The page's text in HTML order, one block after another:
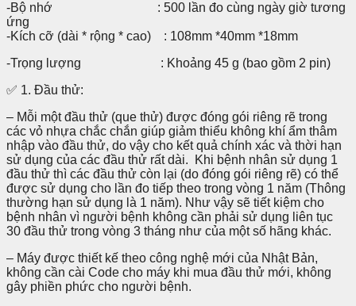
-Bộ nhớ : 500 lần đo cùng ngày giờ tương
ứng
-Kích cỡ (dài * rộng * cao) : 108mm *40mm *18mm
-Trọng lượng : Khoảng 45 g (bao gồm 2 pin)
✅ 1. Đầu thử:
– Mỗi một đầu thử (que thử) được đóng gói riêng rẽ trong
các vỏ nhựa chắc chắn giúp giảm thiểu không khí ẩm thâm
nhập vào đầu thử, do vậy cho kết quả chính xác và thời hạn
sử dụng của các đầu thử rất dài. Khi bệnh nhân sử dụng 1
đầu thử thì các đầu thử còn lại (do đóng gói riêng rẽ) có thể
được sử dụng cho lần đo tiếp theo trong vòng 1 năm (Thông
thường hạn sử dụng là 1 năm). Như vậy sẽ tiết kiệm cho
bệnh nhân vì người bệnh không cần phải sử dụng liên tục
30 đầu thử trong vòng 3 tháng như của một số hãng khác.
– Máy được thiết kế theo công nghệ mới của Nhật Bản,
không cần cài Code cho máy khi mua đầu thử mới, không
gây phiền phức cho người bệnh.